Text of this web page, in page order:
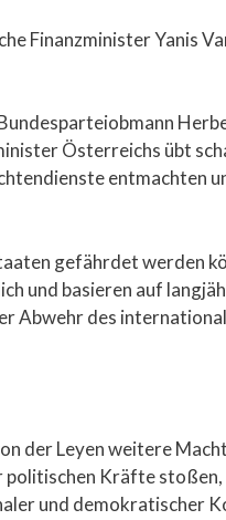
Finanzminister Yanis
Österreichs übt
entmachten
gefährdet werden
und basieren auf
Abwehr des
der Leyen weitere
Kräfte
und demokratischer